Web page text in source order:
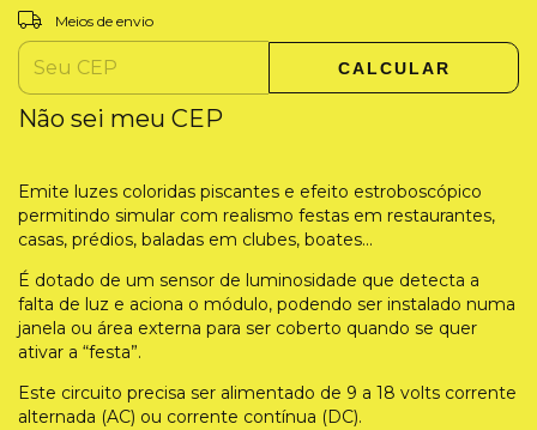
Entregas para o CEP:
Meios de envio
CALCULAR
Não sei meu CEP
Emite luzes coloridas piscantes e efeito estroboscópico
permitindo simular com realismo festas em restaurantes,
casas, prédios, baladas em clubes, boates...
É dotado de um sensor de luminosidade que detecta a
falta de luz e aciona o módulo, podendo ser instalado numa
janela ou área externa para ser coberto quando se quer
ativar a “festa”.
Este circuito precisa ser alimentado de 9 a 18 volts corrente
alternada (AC) ou corrente contínua (DC).